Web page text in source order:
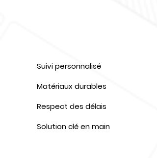
Suivi personnalisé
Matériaux durables
Respect des délais
Solution clé en main